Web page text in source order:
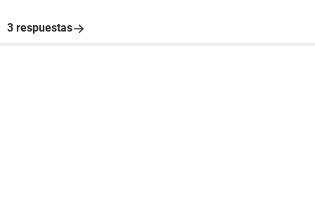
3 respuestas